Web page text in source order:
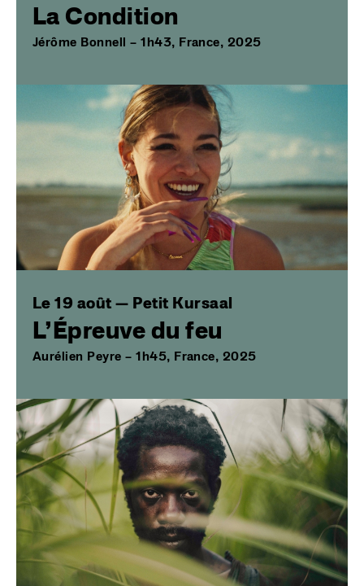
La Condition
Jérôme Bonnell – 1h43, France, 2025
Le 19 août — Petit Kursaal
L’Épreuve du feu
Aurélien Peyre – 1h45, France, 2025
Image